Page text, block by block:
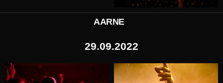
AARNE
29.09.2022